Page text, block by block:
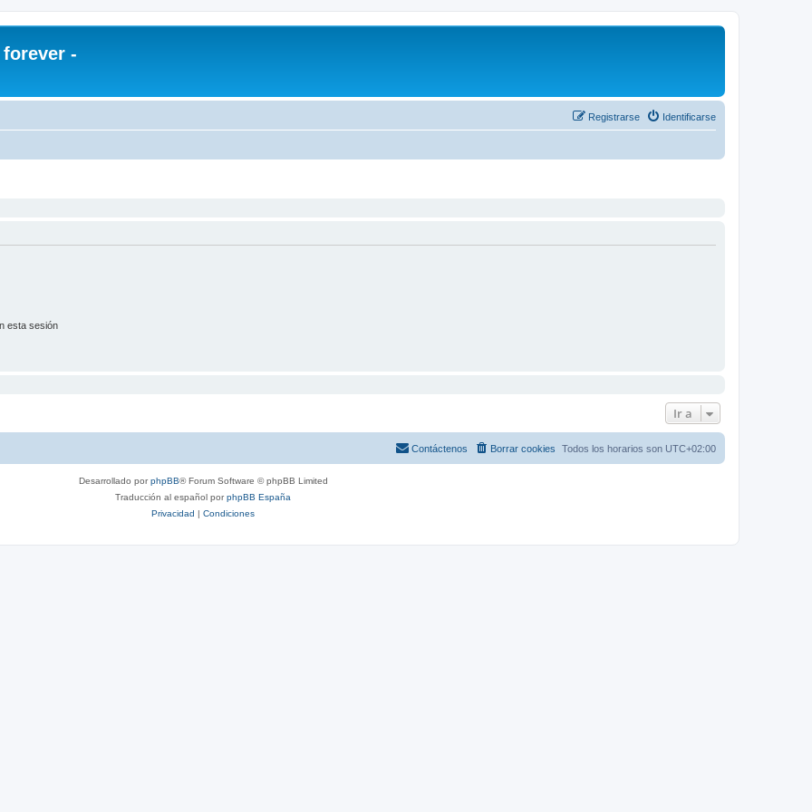
forever -
Identificarse
Registrarse
esta sesión
Ir a
Todos los horarios son UTC+02:00
Borrar cookies
Contáctenos
Desarrollado porphpBB® Forum Software © phpBB Limited
Traducción al español porphpBB España
Privacidad | Condiciones